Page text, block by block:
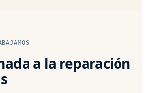
a la reparación